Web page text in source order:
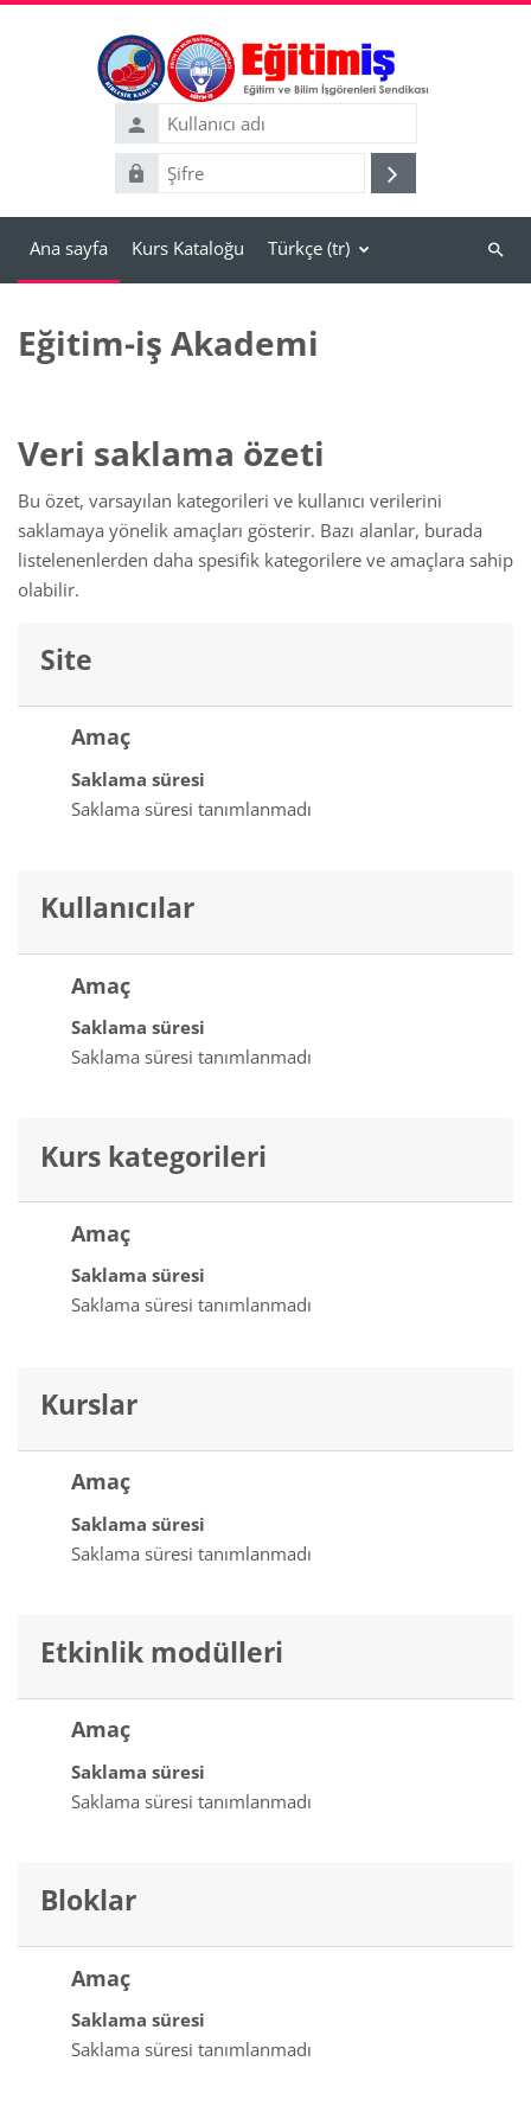
Kullanıcı
adı
Şifre
Giriş
yap
Ana sayfa
Kurs Kataloğu Türkçe ‎(tr)‎
Eğitim-iş Akademi
Veri saklama özeti
Bu özet, varsayılan kategorileri ve kullanıcı verilerini
saklamaya yönelik amaçları gösterir. Bazı alanlar, burada
listelenenlerden daha spesifik kategorilere ve amaçlara sahip
olabilir.
Site
Amaç
Saklama süresi
Saklama süresi tanımlanmadı
Kullanıcılar
Amaç
Saklama süresi
Saklama süresi tanımlanmadı
Kurs kategorileri
Amaç
Saklama süresi
Saklama süresi tanımlanmadı
Kurslar
Amaç
Saklama süresi
Saklama süresi tanımlanmadı
Etkinlik modülleri
Amaç
Saklama süresi
Saklama süresi tanımlanmadı
Bloklar
Amaç
Saklama süresi
Saklama süresi tanımlanmadı